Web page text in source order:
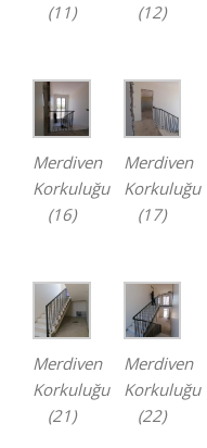
(11)
(12)
Merdiven
Korkuluğu
(16)
Merdiven
Korkuluğu
(17)
Merdiven
Korkuluğu
(21)
Merdiven
Korkuluğu
(22)